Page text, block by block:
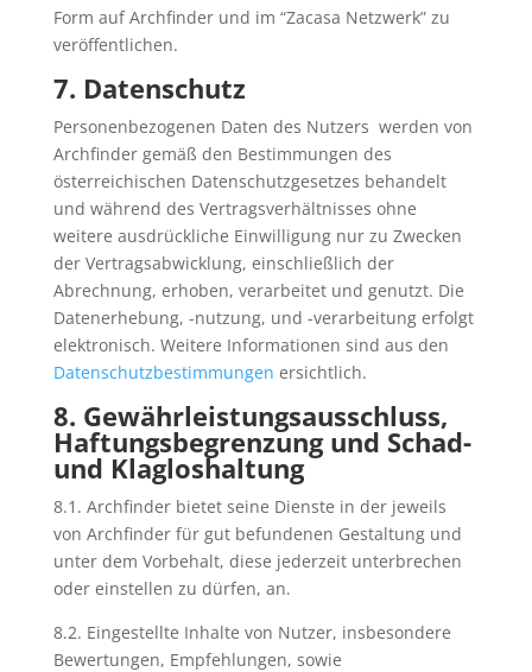
Form auf Archfinder und im “Zacasa Netzwerk” zu
veröffentlichen.
7. Datenschutz
Personenbezogenen Daten des Nutzers werden von
Archfinder gemäß den Bestimmungen des
österreichischen Datenschutzgesetzes behandelt
und während des Vertragsverhältnisses ohne
weitere ausdrückliche Einwilligung nur zu Zwecken
der Vertragsabwicklung, einschließlich der
Abrechnung, erhoben, verarbeitet und genutzt. Die
Datenerhebung, -nutzung, und -verarbeitung erfolgt
elektronisch. Weitere Informationen sind aus den
Datenschutzbestimmungen ersichtlich.
8. Gewährleistungsausschluss,
Haftungsbegrenzung und Schad-
und Klagloshaltung
8.1. Archfinder bietet seine Dienste in der jeweils
von Archfinder für gut befundenen Gestaltung und
unter dem Vorbehalt, diese jederzeit unterbrechen
oder einstellen zu dürfen, an.
8.2. Eingestellte Inhalte von Nutzer, insbesondere
Bewertungen, Empfehlungen, sowie